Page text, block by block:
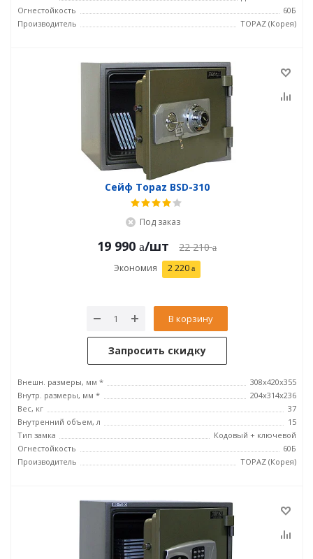
Огнестойкость
60Б
Производитель
TOPAZ (Корея)
Сейф Topaz BSD-310
Под заказ
19 990 /шт 22 210
Экономия 2 220
В корзину
Запросить скидку
Внешн. размеры, мм *
308x420x355
Внутр. размеры, мм *
204x314х236
Вес, кг
37
Внутренний объем, л
15
Тип замка
Кодовый + ключевой
Огнестойкость
60Б
Производитель
TOPAZ (Корея)